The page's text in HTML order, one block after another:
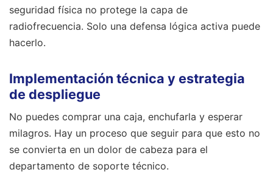
seguridad física no protege la capa de
radiofrecuencia. Solo una defensa lógica activa puede
hacerlo.
Implementación técnica y estrategia
de despliegue
No puedes comprar una caja, enchufarla y esperar
milagros. Hay un proceso que seguir para que esto no
se convierta en un dolor de cabeza para el
departamento de soporte técnico.